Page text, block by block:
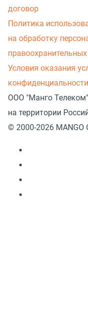
договор
Политика
на обработку
Условия оказания
конфиденциальности
ООО "Манго Телеком"
на территории
© 2000-2026 MANGO